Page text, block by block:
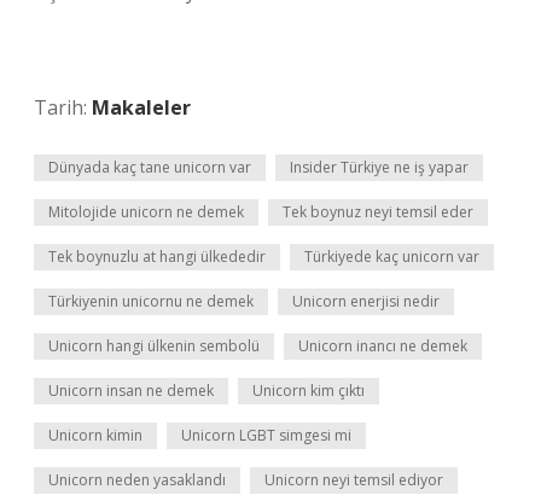
Tarih: Makaleler
Dünyada kaç tane unicorn var Insider Türkiye ne iş yapar
Mitolojide unicorn ne demek Tek boynuz neyi temsil eder
Tek boynuzlu at hangi ülkededir Türkiyede kaç unicorn var
Türkiyenin unicornu ne demek Unicorn enerjisi nedir
Unicorn hangi ülkenin sembolü Unicorn inancı ne demek
Unicorn insan ne demek Unicorn kim çıktı
Unicorn kimin Unicorn LGBT simgesi mi
Unicorn neden yasaklandı Unicorn neyi temsil ediyor